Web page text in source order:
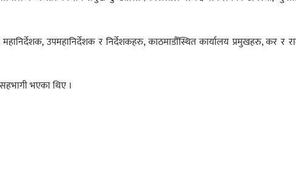
उपमहानिर्देशक र निर्देशकहरु, काठमाडौँस्थित कार्यालय प्रमुखहरु, कर र
भएका थिए ।